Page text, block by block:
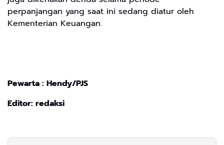
perpanjangan yang saat ini sedang diatur oleh
Kementerian Keuangan.
Pewarta : Hendy/PJS
Editor: redaksi